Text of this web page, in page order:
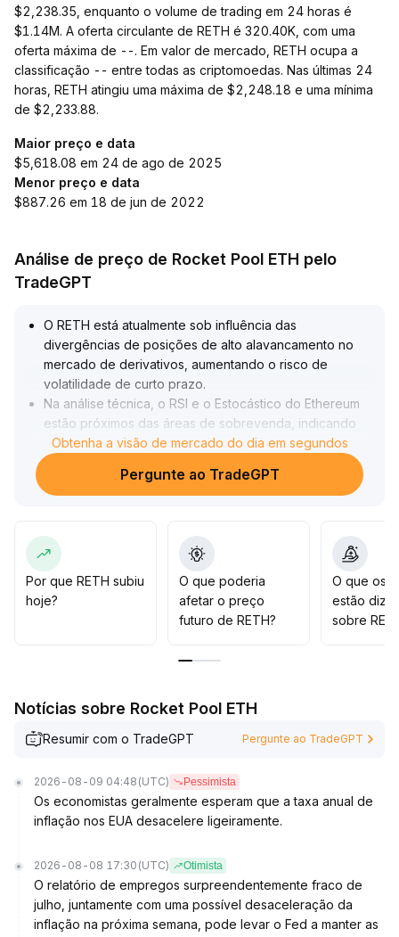
$2,238.35, enquanto o volume de trading em 24 horas é
$1.14M. A oferta circulante de RETH é 320.40K, com uma
oferta máxima de --. Em valor de mercado, RETH ocupa a
classificação -- entre todas as criptomoedas. Nas últimas 24
horas, RETH atingiu uma máxima de $2,248.18 e uma mínima
de $2,233.88.
Maior preço e data
$5,618.08 em 24 de ago de 2025
Menor preço e data
$887.26 em 18 de jun de 2022
Análise de preço de Rocket Pool ETH pelo
TradeGPT
O RETH está atualmente sob influência das
divergências de posições de alto alavancamento no
mercado de derivativos, aumentando o risco de
volatilidade de curto prazo.
Na análise técnica, o RSI e o Estocástico do Ethereum
estão próximos das áreas de sobrevenda, indicando
necessidade de recuperação técnica para o RETH.
Estrategicamente, recomenda-se monitorar de perto a
faixa crítica de suporte (referente aos principais níveis
Se houver aumento significativo dos compradores,
pode-se participar na recuperação seguindo a
tendência.
Atenção aos níveis de resistência de curto prazo
(sugere-se considerar a linha média das Bandas de
Obtenha a visão de mercado do dia em segundos
Pergunte ao TradeGPT
Por que RETH subiu
hoje?
O que poderia
afetar o preço
futuro de RETH?
O que os
estão
sobre
Notícias sobre Rocket Pool ETH
Resumir com o TradeGPT Pergunte ao TradeGPT
2026-08-09 04:48 (UTC) Pessimista
Os economistas geralmente esperam que a taxa anual de
inflação nos EUA desacelere ligeiramente.
2026-08-08 17:30 (UTC) Otimista
O relatório de empregos surpreendentemente fraco de
julho, juntamente com uma possível desaceleração da
inflação na próxima semana, pode levar o Fed a manter as